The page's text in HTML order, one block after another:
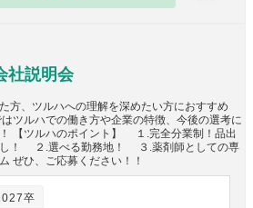
社説明会
、ツルハへの理解を深めたい方におすすめ
ツルハでの働き方や企業の特徴、今後の選考に
【ツルハのポイント】 １.完全分業制！品出
し！ ２.選べる勤務地！ ３.薬剤師としての専
ぜひ、ご応募ください！！
卒